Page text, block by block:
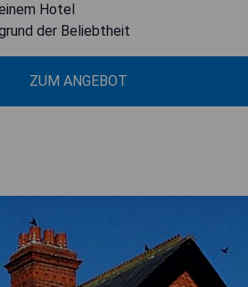
Hotel
der Beliebtheit
ZUM ANGEBOT